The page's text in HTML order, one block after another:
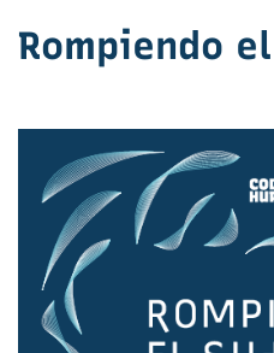
Rompiendo